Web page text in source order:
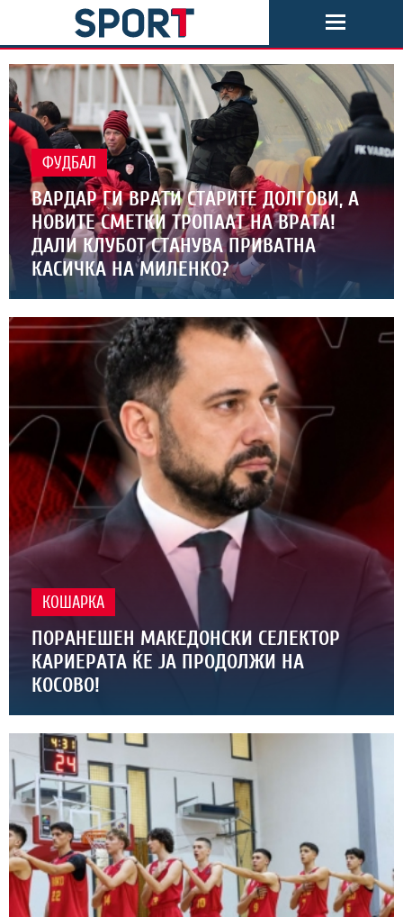
ФУДБАЛ
ВАРДАР ГИ ВРАТИ СТАРИТЕ ДОЛГОВИ, А
НОВИТЕ СМЕТКИ ТРОПААТ НА ВРАТА!
ДАЛИ КЛУБОТ СТАНУВА ПРИВАТНА
КАСИЧКА НА МИЛЕНКО?
КОШАРКА
ПОРАНЕШЕН МАКЕДОНСКИ СЕЛЕКТОР
КАРИЕРАТА ЌЕ ЈА ПРОДОЛЖИ НА
КОСОВО!